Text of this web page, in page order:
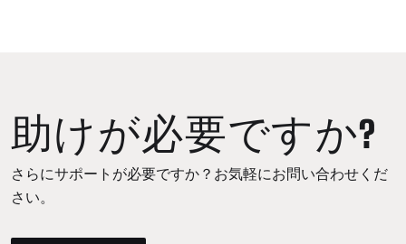
助けが必要ですか?
さらにサポートが必要ですか？お気軽にお問い合わせくだ
さい。